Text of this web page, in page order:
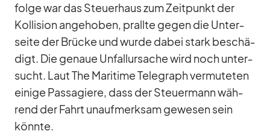
folge war das Steu­er­haus zum Zeit­punkt der
Kol­li­sion an­ge­ho­ben, prallte ge­gen die Un­ter­
seite der Brü­cke und wurde da­bei stark be­schä­
digt. Die ge­naue Un­fall­ur­sa­che wird noch un­ter­
sucht. Laut The Ma­ri­time Te­le­graph ver­mu­te­ten
ei­nige Pas­sa­giere, dass der Steu­er­mann wäh­
rend der Fahrt un­auf­merk­sam ge­we­sen sein
könnte.